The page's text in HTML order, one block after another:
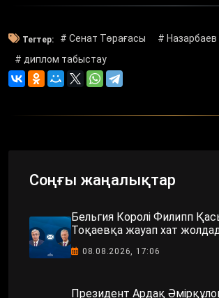
Тегтер: # Сенат Төрағасы
# Назарбаев
# диплом табыстау
Соңғы жаңалықтар
Бельгия Королі Филипп
Тоқаевқа жауап хат
08.08.2026, 17:06
Президент Ардақ